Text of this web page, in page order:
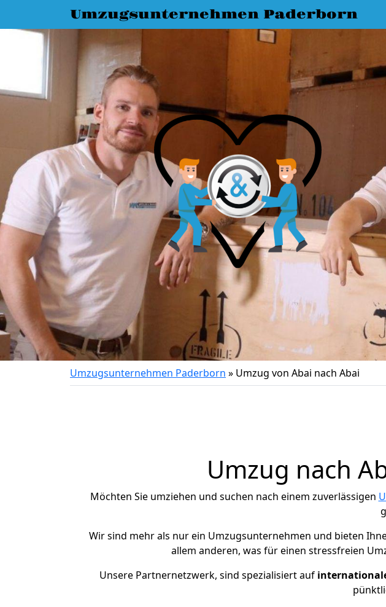
Umzugsunternehmen Paderborn
Umzugsunternehmen Paderborn » Umzug von Abai nach Abai
Umzug nach
Möchten Sie umziehen und suchen nach einem zuverlässigen
Wir sind mehr als nur ein Umzugsunternehmen und bieten
allem anderen, was für einen stressfreien
Unsere Partnernetzwerk, sind spezialisiert auf